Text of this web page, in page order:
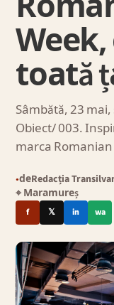
toată
Sâmbătă, 23
Obiect/ 003.
marca
●deRedacția
⌖ Maramureș
f 𝕏 in wa